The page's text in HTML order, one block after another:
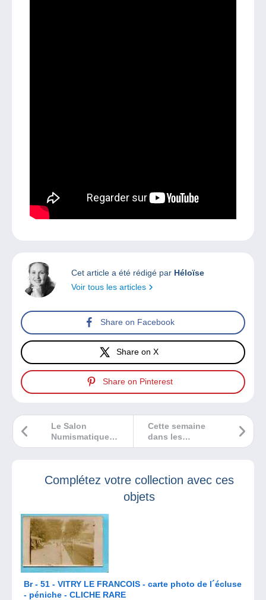
Cet article a été rédigé par Héloïse
Voir tous les articles
Share on Facebook
Share on X
Share on Pinterest
Cette semaine
dans les
Bédélires, je vous
Le Salon
Numismatique
International d’Île
Complétez votre collection avec ces
objets
Br - 51 - VITRY LE FRANCOIS - carte photo de l´écluse
- péniche - CLICHE RARE